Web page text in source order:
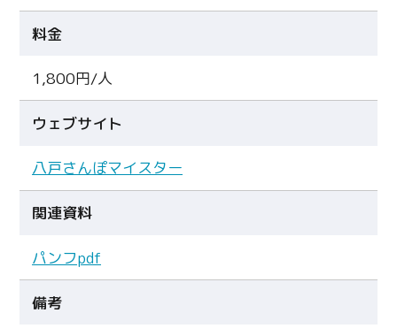
料金
1,800円/人
ウェブサイト
八戸さんぽマイスター
関連資料
パンフpdf
備考